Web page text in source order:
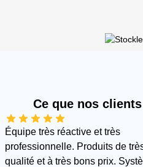
Ce que nos
Équipe très réactive et très
professionnelle. Produits de
qualité et à très bons prix.